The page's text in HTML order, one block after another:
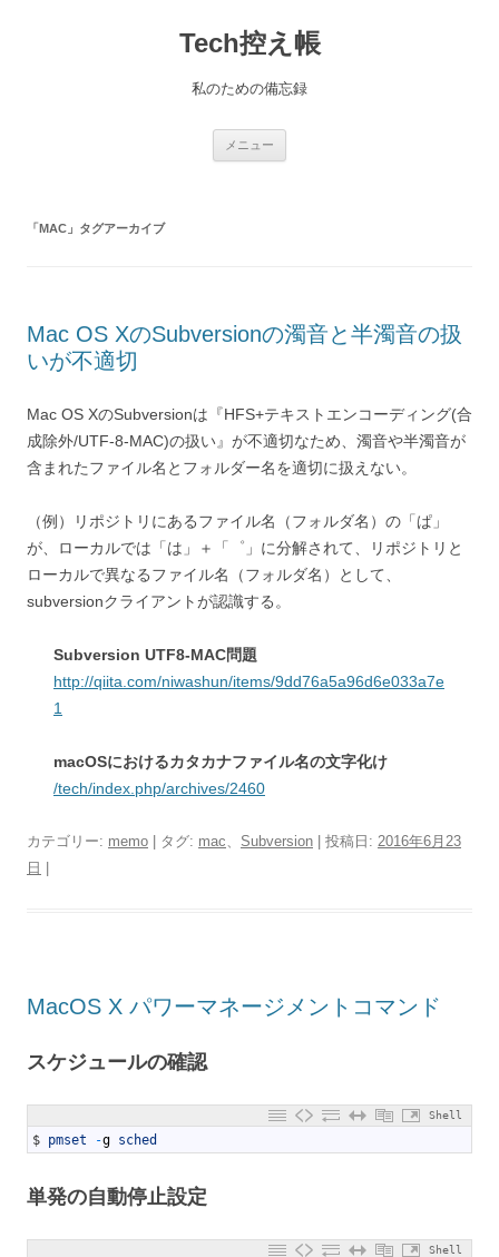
Tech控え帳
私のための備忘録
メニュー
「MAC 」タグアーカイブ
Mac OS XのSubversionの濁音と半濁音の扱
いが不適切
Mac OS XのSubversionは『HFS+テキストエンコーディング(合
成除外/UTF-8-MAC)の扱い』が不適切なため、濁音や半濁音が
含まれたファイル名とフォルダー名を適切に扱えない。
（例）リポジトリにあるファイル名（フォルダ名）の「ぱ」
が、ローカルでは「は」＋「゜」に分解されて、リポジトリと
ローカルで異なるファイル名（フォルダ名）として、
subversionクライアントが認識する。
Subversion UTF8-MAC問題
http://qiita.com/niwashun/items/9dd76a5a96d6e033a7e
1
macOSにおけるカタカナファイル名の文字化け
/tech/index.php/archives/2460
カテゴリー: memo | タグ: mac、 Subversion | 投稿日: 2016年6月23
日
MacOS X パワーマネージメントコマンド
スケジュールの確認
Shell
$ pmset -g sched
単発の自動停止設定
Shell